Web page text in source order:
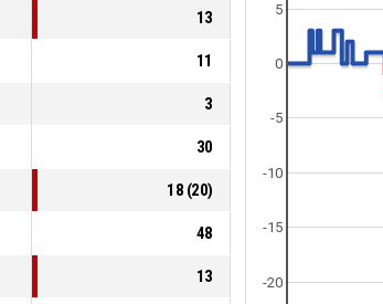
13
11
3
30
18 (20)
48
13
0
5
-20
-15
-10
-5